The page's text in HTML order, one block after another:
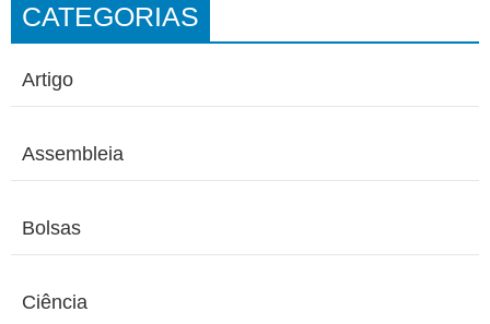
CATEGORIAS
Artigo
Assembleia
Bolsas
Ciência